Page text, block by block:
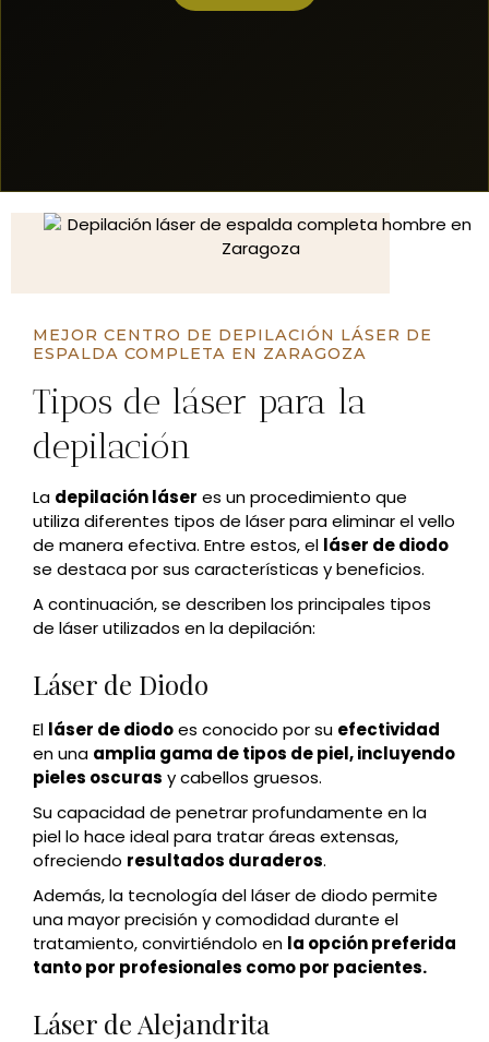
MEJOR CENTRO DE DEPILACIÓN LÁSER DE
ESPALDA COMPLETA EN ZARAGOZA
Tipos de láser para la
depilación
La depilación láser es un procedimiento que
utiliza diferentes tipos de láser para eliminar el vello
de manera efectiva. Entre estos, el láser de diodo
se destaca por sus características y beneficios.
A continuación, se describen los principales tipos
de láser utilizados en la depilación:
Láser de Diodo
El láser de diodoes conocido por su efectividad
en una amplia gama de tipos de piel, incluyendo
pieles oscuras y cabellos gruesos.
Su capacidad de penetrar profundamente en la
piel lo hace ideal para tratar áreas extensas,
ofreciendo resultados duraderos.
Además, la tecnología del láser de diodo permite
una mayor precisión y comodidad durante el
tratamiento, convirtiéndolo en la opción preferida
tanto por profesionales como por pacientes.
Láser de Alejandrita